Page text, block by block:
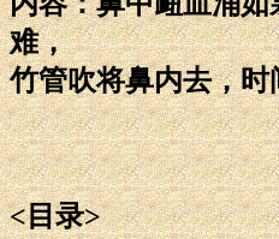
难，
竹管吹将鼻内去，
<目录>